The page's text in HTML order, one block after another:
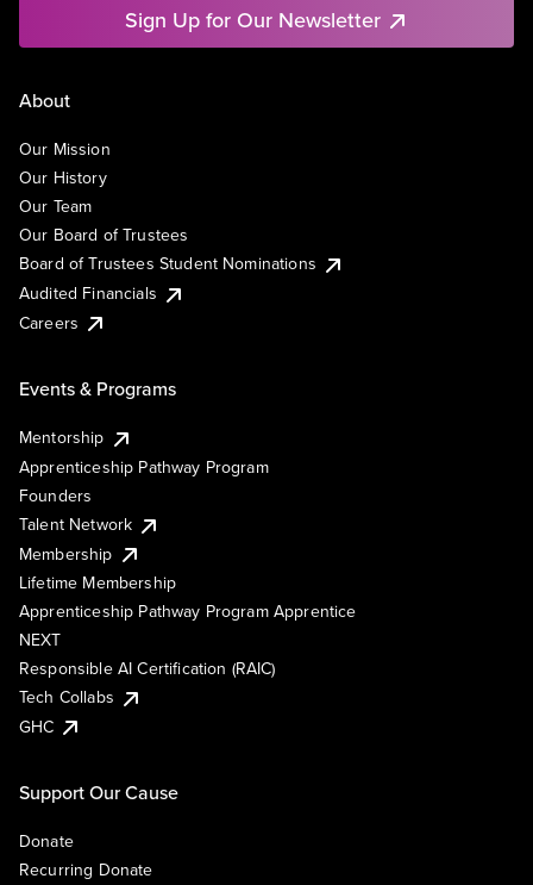
Sign Up for Our Newsletter
About
Our Mission
Our History
Our Team
Our Board of Trustees
Board of Trustees Student Nominations
Audited Financials
Careers
Events & Programs
Mentorship
Apprenticeship Pathway Program
Founders
Talent Network
Membership
Lifetime Membership
Apprenticeship Pathway Program Apprentice
NEXT
Responsible AI Certification (RAIC)
Tech Collabs
GHC
Support Our Cause
Donate
Recurring Donate